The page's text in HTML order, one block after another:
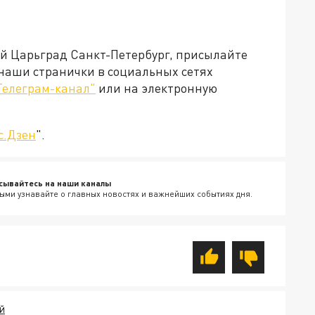
Царьград Санкт-Петербург, присылайте
странички в социальных сетях
канал" или на электронную
".
на наши каналы
узнавайте о главных новостях и важнейших событиях дня.